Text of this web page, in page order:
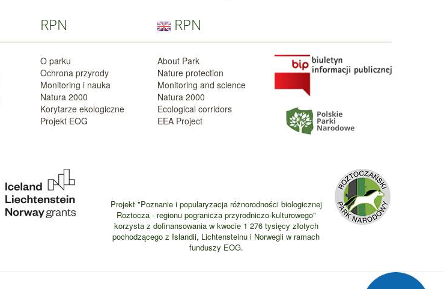
RPN
O parku
Ochrona przyrody
Monitoring i nauka
Natura 2000
Korytarze ekologiczne
Projekt EOG
RPN
About Park
Nature protection
Monitoring and science
Natura 2000
Ecological corridors
EEA Project
Projekt "Poznanie i popularyzacja różnorodności biologicznej
Roztocza - regionu pogranicza przyrodniczo-kulturowego"
korzysta z dofinansowania w kwocie 1 276 tysięcy złotych
pochodzącego z Islandii, Lichtensteinu i Norwegii w ramach
funduszy EOG.